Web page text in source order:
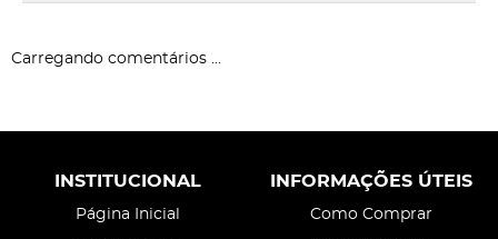
Carregando comentários ...
INSTITUCIONAL
Página Inicial
INFORMAÇÕES ÚTEIS
Como Comprar